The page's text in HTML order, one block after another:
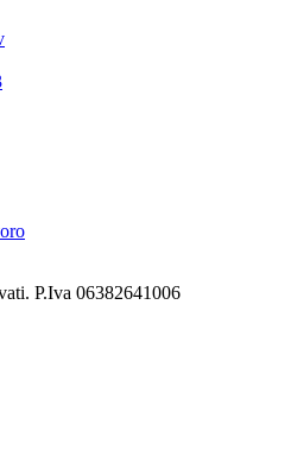
P.Iva 06382641006